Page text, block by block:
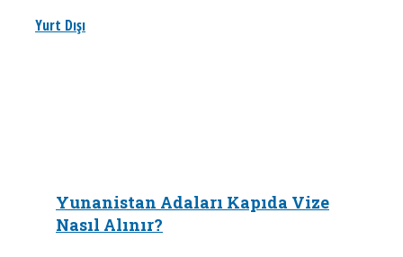
Yurt Dışı
Yunanistan Adaları Kapıda Vize
Nasıl Alınır?